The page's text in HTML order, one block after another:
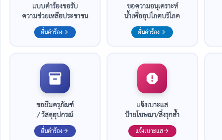
แบบคำร้องขอรับ
ความช่วยเหลือประชาชน
ยื่นคำร้องarrow_forward
ขอความอนุเคราะห์
น้ำเพื่ออุปโภคบริโภค
ยื่นคำร้องarrow_forward
inventory_2
ขอยืมครุภัณฑ์
/ วัสดุอุปกรณ์
ยื่นคำร้องarrow_forward
report
แจ้งเบาะแส
ป้ายโฆษณา/สิ่งรุกล้ำ
แจ้งเบาะแสarrow_forward